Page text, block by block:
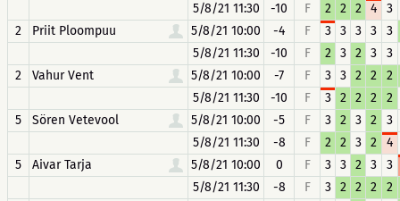
5/8/21 11:30
-10 F 2 2 2 4
3
2
Priit Ploompuu 5/8/21 10:00 -4 F 3 3 3 3
3
5/8/21 11:30
-10 F 2 3 2 3
3
2
Vahur Vent 5/8/21 10:00 -7 F 3 3 2 2
2
5/8/21 11:30
-10 F 3 2 2 2
2
5
Sören Vetevool 5/8/21 10:00 -5 F 3 2 3 2
3
5/8/21 11:30
-8 F 2 2 3 2
4
5
Aivar Tarja 5/8/21 10:00 0 F 3 3 2 3
3
5/8/21 11:30
-8 F 3 2 2 2
2